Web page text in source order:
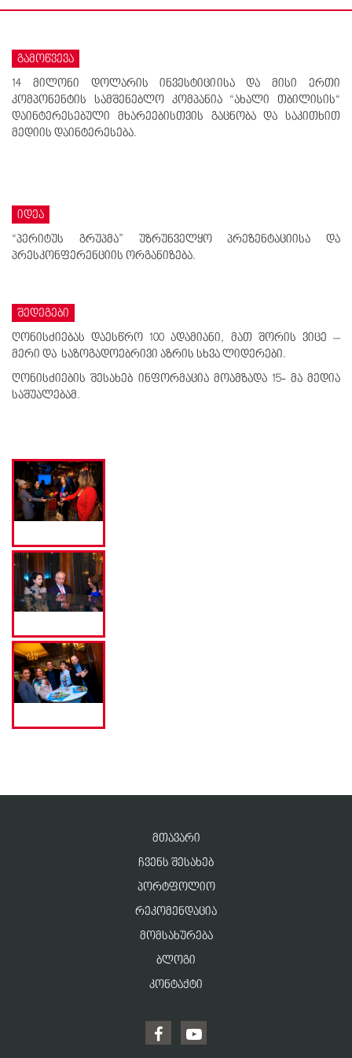
გამოწვევა
14 მილონი დოლარის ინვესტიციისა და მისი ერთი
კომპონენტის სამშენებლო კომპანია “ახალი თბილისის“
დაინტერესებული მხარეებისთვის გაცნობა და საკითხით
მედიის დაინტერესება.
იდეა
“პერიტუს გრუპმა” უზრუნველყო პრეზენტაციისა და
პრესკონფერენციის ორგანიზება.
შედეგები
ღონისძიებას დაესწრო 100 ადამიანი, მათ შორის ვიცე –
მერი და საზოგადოებრივი აზრის სხვა ლიდერები.
ღონისძიების შესახებ ინფორმაცია მოამზადა 15- მა მედია
საშუალებამ.
ᲛᲗᲐᲕᲐᲠᲘ
ᲩᲕᲔᲜᲡ ᲨᲔᲡᲐᲮᲔᲑ
ᲞᲝᲠᲢᲤᲝᲚᲘᲝ
ᲠᲔᲙᲝᲛᲔᲜᲓᲐᲪᲘᲐ
ᲛᲝᲛᲡᲐᲮᲣᲠᲔᲑᲐ
ᲑᲚᲝᲒᲘ
ᲙᲝᲜᲢᲐᲥᲢᲘ